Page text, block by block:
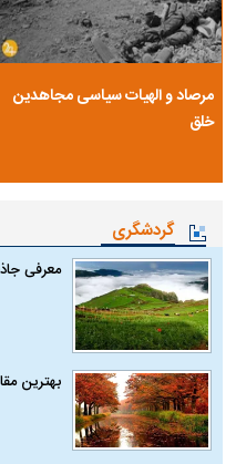
مرصاد و الهیات سیاسی مجاهدین
خلق
گردشگری
معرفی
بهترین